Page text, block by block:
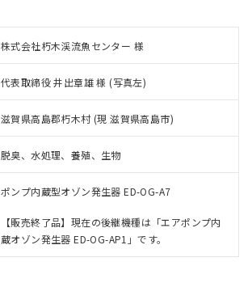
株式会社朽木渓流魚センター 様
代表取締役 井出章雄 様 (写真左)
滋賀県高島郡朽木村 (現 滋賀県高島市)
脱臭、水処理、養殖、生物
ポンプ内蔵型オゾン発生器 ED-OG-A7
【販売終了品】現在の後継機種は「エアポンプ内
蔵オゾン発生器 ED-OG-AP1」です。